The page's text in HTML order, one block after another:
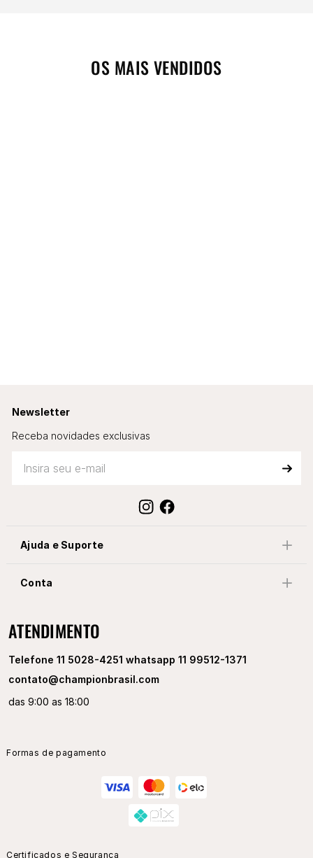
OS MAIS VENDIDOS
Newsletter
Receba novidades exclusivas
Ajuda e Suporte
Conta
ATENDIMENTO
Telefone 11 5028-4251 whatsapp 11 99512-1371
contato@championbrasil.com
das 9:00 as 18:00
Formas de pagamento
Certificados e Segurança